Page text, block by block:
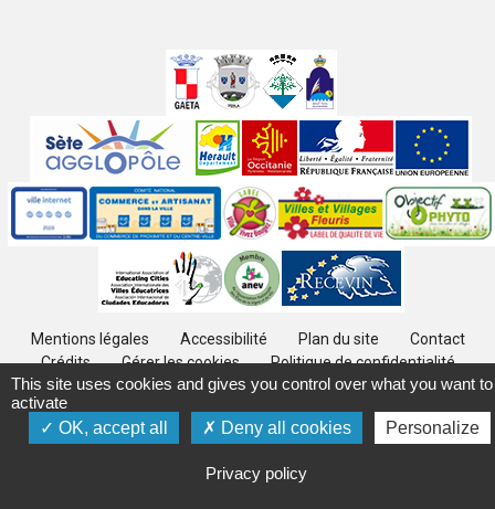
partenaires
Labels
Mentions légales Accessibilité Plan du site
Contact
Crédits
Gérer les cookies Politique de confidentialité
This site uses cookies and gives you control over what you want to
activate
OK, accept all
Deny all cookies Personalize
Privacy policy